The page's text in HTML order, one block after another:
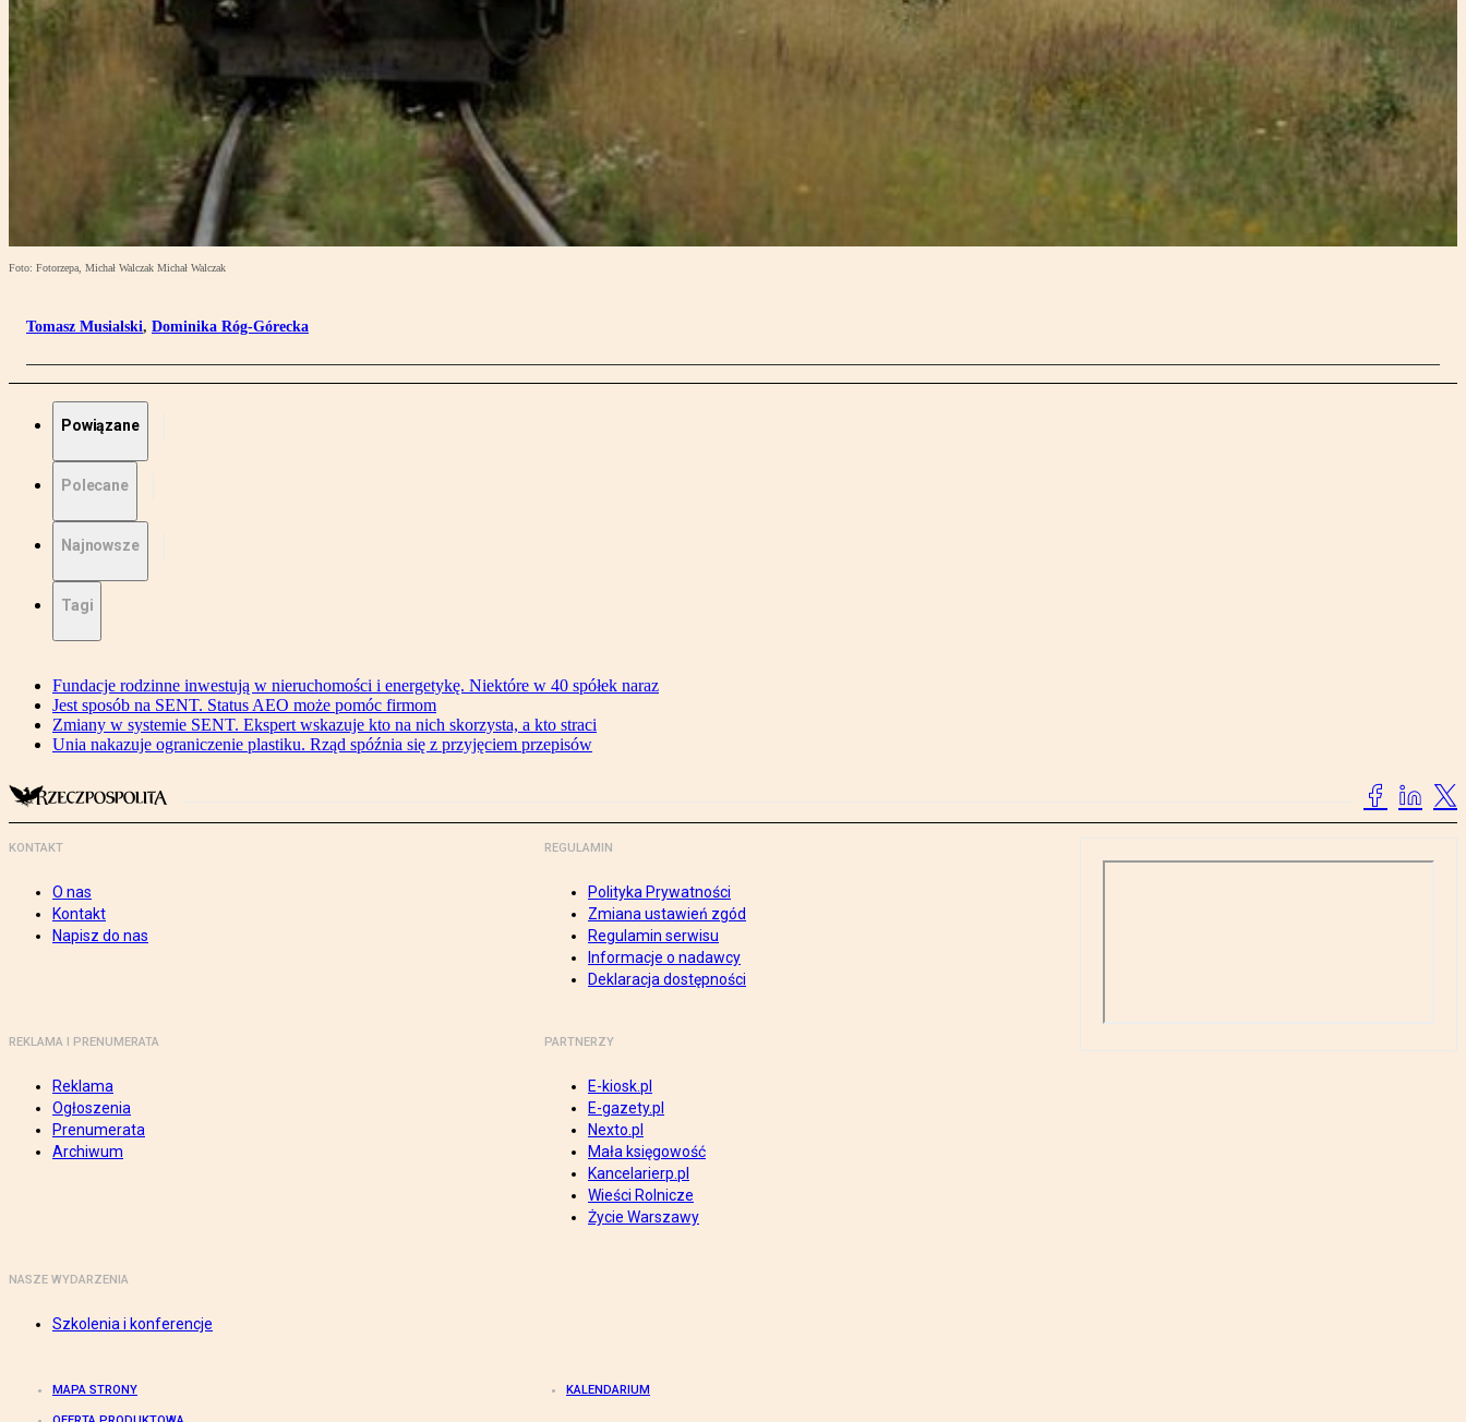
Foto: Fotorzepa, Michał Walczak Michał Walczak
Tomasz Musialski, Dominika Róg-Górecka
Powiązane
Polecane
Najnowsze
Tagi
Fundacje rodzinne inwestują w nieruchomości i energetykę. Niektóre w 40 spółek naraz
Jest sposób na SENT. Status AEO może pomóc firmom
Zmiany w systemie SENT. Ekspert wskazuje kto na nich skorzysta, a kto straci
Unia nakazuje ograniczenie plastiku. Rząd spóźnia się z przyjęciem przepisów
KONTAKT
O nas
Kontakt
Napisz do nas
REGULAMIN
Polityka Prywatności
Zmiana ustawień zgód
Regulamin serwisu
Informacje o nadawcy
Deklaracja dostępności
REKLAMA I PRENUMERATA
Reklama
Ogłoszenia
Prenumerata
Archiwum
PARTNERZY
E-kiosk.pl
E-gazety.pl
Nexto.pl
Mała księgowość
Kancelarierp.pl
Wieści Rolnicze
Życie Warszawy
NASZE WYDARZENIA
Szkolenia i konferencje
MAPA STRONY KALENDARIUM